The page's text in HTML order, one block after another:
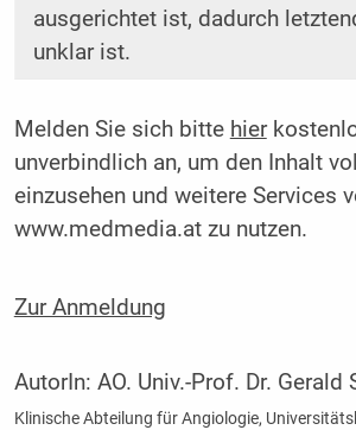
ausgerichtet ist, dadurch
unklar ist.
Melden Sie sich bitte hier
unverbindlich an, um den Inhalt
einzusehen und weitere Services
www.medmedia.at zu nutzen.
Zur Anmeldung
AutorIn: AO. Univ.-Prof. Dr. Gerald
Klinische Abteilung für Angiologie,